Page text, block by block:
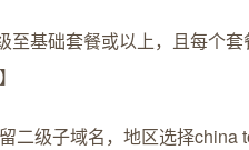
至基础套餐或以上，且每个
二级子域名，地区选择china